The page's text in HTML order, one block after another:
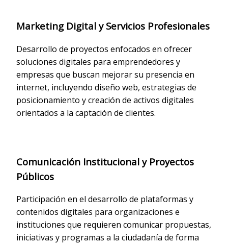
Marketing Digital y Servicios Profesionales
Desarrollo de proyectos enfocados en ofrecer
soluciones digitales para emprendedores y
empresas que buscan mejorar su presencia en
internet, incluyendo diseño web, estrategias de
posicionamiento y creación de activos digitales
orientados a la captación de clientes.
Comunicación Institucional y Proyectos
Públicos
Participación en el desarrollo de plataformas y
contenidos digitales para organizaciones e
instituciones que requieren comunicar propuestas,
iniciativas y programas a la ciudadanía de forma